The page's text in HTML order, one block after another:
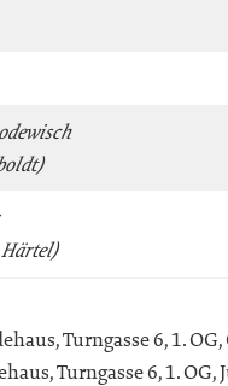
Turngasse 6, 1. OG,
Turngasse 6, 1. OG,